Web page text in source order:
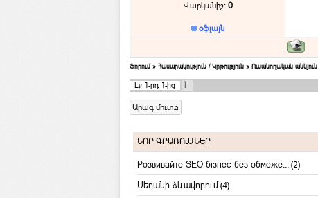
Վարկանիշ: 0
օֆլայն
Ֆորում » Հասարակություն / Կրթություն » Ուսանողական անկյուն
Էջ 1-րդ 1-ից 1
ՆՈՐ ԳՐԱՌՈւՄՆԵՐ
Розвивайте SEO-бізнес без обмеже... (2)
Սեղանի ձևավորում (4)